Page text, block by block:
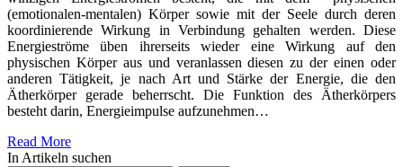
(emotionalen-mentalen) Körper sowie mit der Seele durch deren
koordinierende Wirkung in Verbindung gehalten werden. Diese
Energieströme üben ihrerseits wieder eine Wirkung auf den
physischen Körper aus und veranlassen diesen zu der einen oder
anderen Tätigkeit, je nach Art und Stärke der Energie, die den
Ätherkörper gerade beherrscht. Die Funktion des Ätherkörpers
besteht darin, Energieimpulse aufzunehmen…
Read More
In Artikeln suchen